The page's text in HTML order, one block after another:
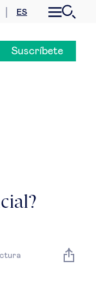
ES
Suscríbete